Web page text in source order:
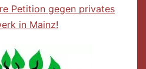
Petition gegen privates
in Mainz!